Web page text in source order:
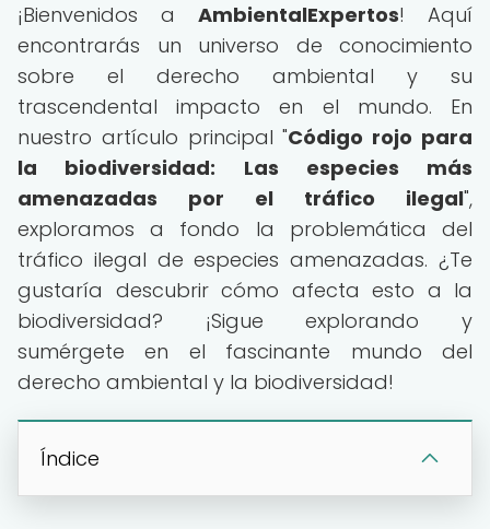
¡Bienvenidos a AmbientalExpertos! Aquí
encontrarás un universo de conocimiento
sobre el derecho ambiental y su
trascendental impacto en el mundo. En
nuestro artículo principal "Código rojo para
la biodiversidad: Las especies más
amenazadas por el tráfico ilegal",
exploramos a fondo la problemática del
tráfico ilegal de especies amenazadas. ¿Te
gustaría descubrir cómo afecta esto a la
biodiversidad? ¡Sigue explorando y
sumérgete en el fascinante mundo del
derecho ambiental y la biodiversidad!
Índice